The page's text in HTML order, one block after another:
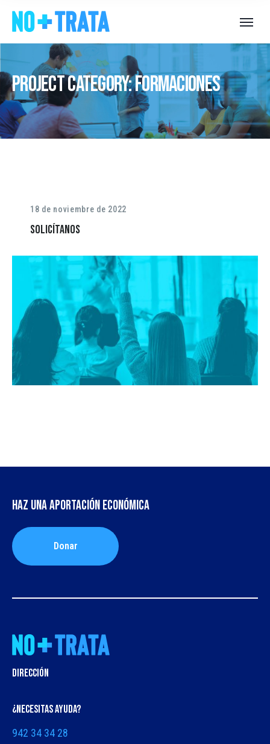
Project Category:Formaciones
18 de noviembre de 2022
Solicítanos
Haz una aportación económica
Donar
DIRECCIÓN
¿NECESITAS AYUDA?
942 34 34 28